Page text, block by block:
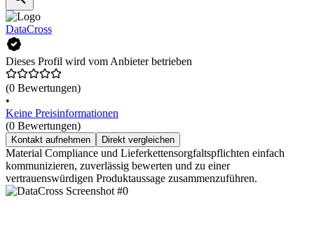
DataCross
Dieses Profil wird vom Anbieter betrieben
(0 Bewertungen)
•
Keine Preisinformationen
(0 Bewertungen)
Kontakt aufnehmen Direkt vergleichen
Material Compliance und Lieferkettensorgfaltspflichten einfach
kommunizieren, zuverlässig bewerten und zu einer
vertrauenswürdigen Produktaussage zusammenzuführen.